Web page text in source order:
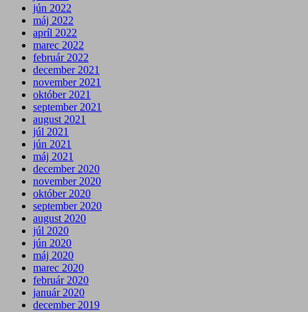
jún 2022
máj 2022
apríl 2022
marec 2022
február 2022
december 2021
november 2021
október 2021
september 2021
august 2021
júl 2021
jún 2021
máj 2021
december 2020
november 2020
október 2020
september 2020
august 2020
júl 2020
jún 2020
máj 2020
marec 2020
február 2020
január 2020
december 2019